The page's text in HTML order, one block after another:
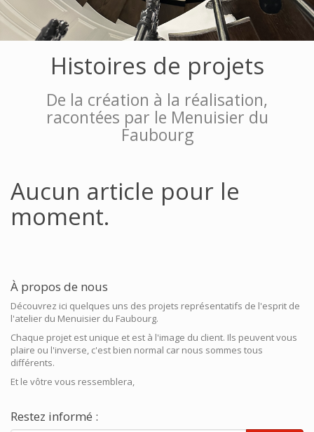
Histoires de projets
De la création à la réalisation,
racontées par le Menuisier du
Faubourg
Aucun article pour le
moment.
À propos de nous
Découvrez ici quelques uns des projets représentatifs de l'esprit de
l'atelier du Menuisier du Faubourg.
Chaque projet est unique et est à l'image du client. Ils peuvent vous
plaire ou l'inverse, c'est bien normal car nous sommes tous
différents.
Et le vôtre vous ressemblera,
Restez informé :